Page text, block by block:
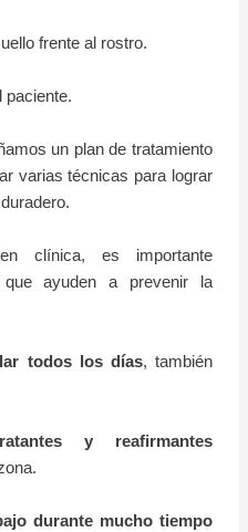
frente al rostro.
paciente.
un plan de tratamiento
varias técnicas para lograr
clínica, es importante
que ayuden a prevenir la
todos los días, también
y reafirmantes
durante mucho tiempo